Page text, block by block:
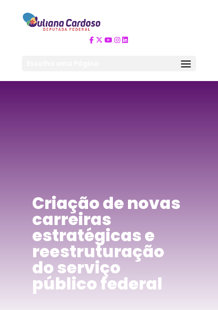
Criação de novas
carreiras
estratégicas e
reestruturação
do serviço
público federal